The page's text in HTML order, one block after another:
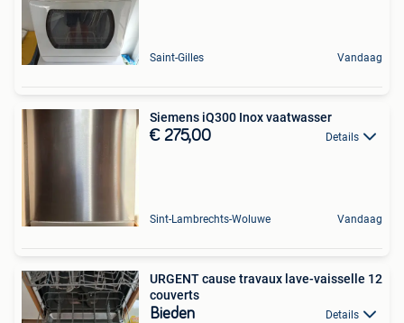
Saint-Gilles Vandaag
Siemens iQ300 Inox vaatwasser
€ 275,00 Details
Sint-Lambrechts-Woluwe Vandaag
URGENT cause travaux lave-vaisselle 12
couverts
Bieden Details